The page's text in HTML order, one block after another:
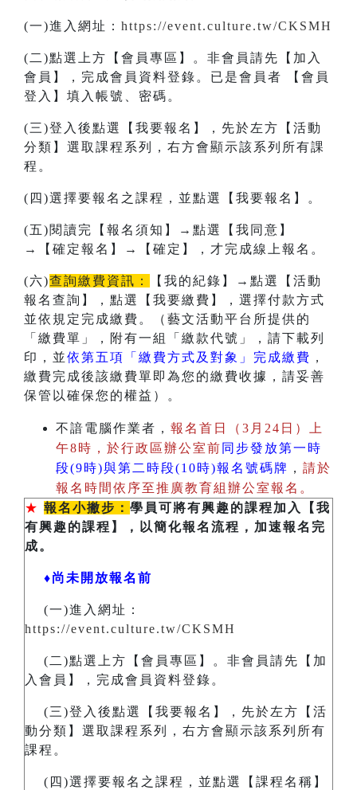
(一)進入網址： https://event.culture.tw/CKSMH
(二)點選上方【會員專區】。非會員請先【加入
會員】，完成會員資料登錄。已是會員者 【會員
登入】填入帳號、密碼。
(三)登入後點選【我要報名】，先於左方【活動
分類】選取課程系列，右方會顯示該系列所有課
程。
(四)選擇要報名之課程，並點選【我要報名】。
(五)閱讀完【報名須知】→點選【我同意】
→【確定報名】→【確定】，才完成線上報名。
(六)查詢繳費資訊：
【我的紀錄】→點選【活動
報名查詢】，點選【我要繳費】，選擇付款方式
並依規定完成繳費。（藝文活動平台所提供的
「繳費單」，附有一組「繳款代號」，請下載列
印，並依第五項「繳費方式及對象」完成繳費 ，
繳費完成後該繳費單即為您的繳費收據，請妥善
保管以確保您的權益）。
不諳電腦作業者， 報名首日（3月24日）上
午8時，於行政區辦公室前 同步發放第一時
段(9時)與第二時段(10時)報名號碼牌 ， 請於
報名時間依序至推廣教育組辦公室報名。
★ 報名小撇步： 學員可將有興趣的課程加入【我
有興趣的課程】，以簡化報名流程，加速報名完
成。
♦尚未開放報名前
(一)進入網址：
https://event.culture.tw/CKSMH
(二)點選上方【會員專區】。非會員請先【加
入會員】，完成會員資料登錄。
(三)登入後點選【我要報名】，先於左方【活
動分類】選取課程系列，右方會顯示該系列所有
課程。
(四)選擇要報名之課程，並點選【課程名稱】